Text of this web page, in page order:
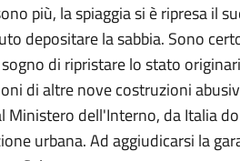
più, la spiaggia si è ripresa il
depositare la sabbia. Sono
di ripristare lo stato
di altre nove costruzioni
dell'Interno, da Italia
urbana. Ad aggiudicarsi la